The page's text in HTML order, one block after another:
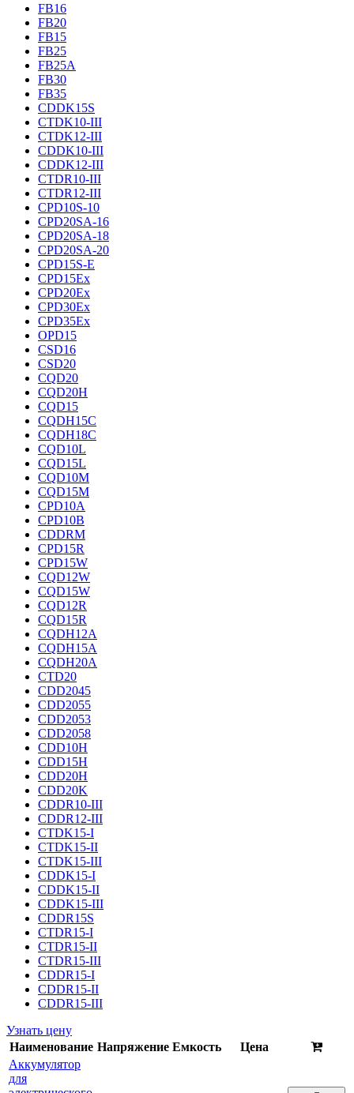
FB16
FB20
FB15
FB25
FB25A
FB30
FB35
CDDK15S
CTDK10-III
CTDK12-III
CDDK10-III
CDDK12-III
CTDR10-III
CTDR12-III
CPD10S-10
CPD20SA-16
CPD20SA-18
CPD20SA-20
CPD15S-E
CPD15Ex
CPD20Ex
CPD30Ex
CPD35Ex
OPD15
CSD16
CSD20
CQD20
CQD20H
CQD15
CQDH15C
CQDH18C
CQD10L
CQD15L
CQD10M
CQD15M
CPD10A
CPD10B
CDDRM
CPD15R
CPD15W
CQD12W
CQD15W
CQD12R
CQD15R
CQDH12A
CQDH15A
CQDH20A
CTD20
CDD2045
CDD2055
CDD2053
CDD2058
CDD10H
CDD15H
CDD20H
CDD20K
CDDR10-III
CDDR12-III
CTDK15-I
CTDK15-II
CTDK15-III
CDDK15-I
CDDK15-II
CDDK15-III
CDDR15S
CTDR15-I
CTDR15-II
CTDR15-III
CDDR15-I
CDDR15-II
CDDR15-III
Узнать цену
Наименование Напряжение Емкость
Цена
Аккумулятор
для